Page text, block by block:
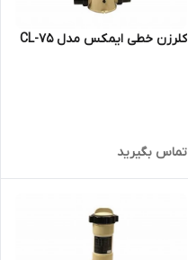
کلرزن خطی ایمکس مدل CL-75
تماس بگیرید